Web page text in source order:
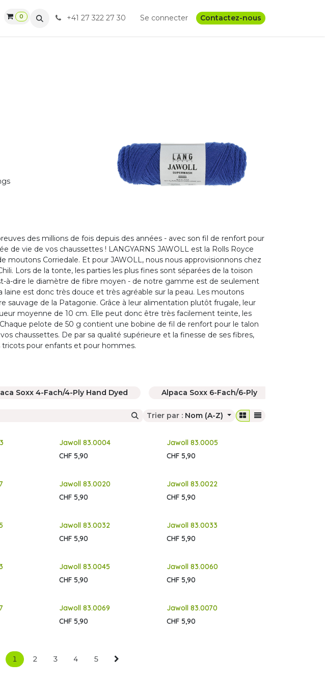
0 +41 27 322 27 30 Se connecter Contactez-nous
des millions de fois depuis des années - avec son fil de renfort pour
de vie de vos chaussettes ! LANGYARNS JAWOLL est la Rolls Royce
moutons Corriedale. Et pour JAWOLL, nous nous approvisionnons chez
Lors de la tonte, les parties les plus fines sont séparées de la toison
à-dire le diamètre de fibre moyen - de notre gamme est de seulement
laine est donc très douce et très agréable sur la peau. Les moutons
sauvage de la Patagonie. Grâce à leur alimentation plutôt frugale, leur
moyenne de 10 cm. Elle peut donc être très facilement teinte, les
pelote de 50 g contient une bobine de fil de renfort pour le talon
chaussettes. De par sa qualité supérieure et la finesse de ses fibres,
pour enfants et pour hommes.
Soxx 4-Fach/4-Ply Hand Dyed Alpaca Soxx 6-Fach/6-Ply
Trier par : Nom (A-Z)
Jawoll 83.0004
CHF 5,90
Jawoll 83.0005
CHF 5,90
Jawoll 83.0020
CHF 5,90
Jawoll 83.0022
CHF 5,90
Jawoll 83.0032
CHF 5,90
Jawoll 83.0033
CHF 5,90
Jawoll 83.0045
CHF 5,90
Jawoll 83.0060
CHF 5,90
Jawoll 83.0069
CHF 5,90
Jawoll 83.0070
CHF 5,90
1 2 3 4 5